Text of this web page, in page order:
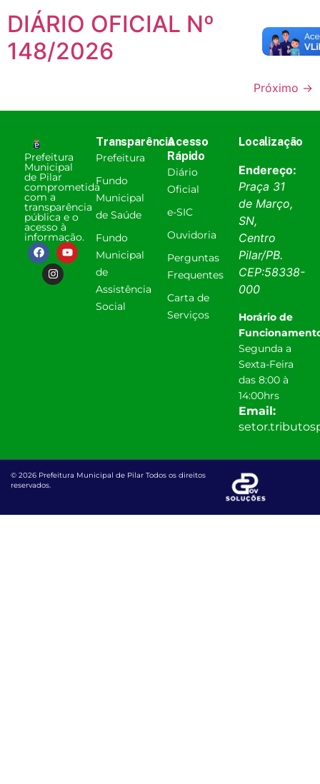
DIÁRIO OFICIAL Nº
148/2026
Próximo →
Prefeitura
Municipal
de Pilar
comprometida
com a
transparência
pública e o
acesso à
informação.
Transparência
Prefeitura
Fundo
Municipal
de Saúde
Fundo
Municipal
de
Assistência
Social
Acesso
Rápido
Diário
Oficial
e-SIC
Ouvidoria
Perguntas
Frequentes
Carta de
Serviços
Localização
Endereço:
Praça 31
de Março,
SN,
Centro
Pilar/PB.
CEP:58338-
000
Horário de
Segunda a
Sexta-Feira
das 8:00 à
14:00hrs
Email:
© 2026 Prefeitura Municipal de Pilar Todos os direitos
reservados.